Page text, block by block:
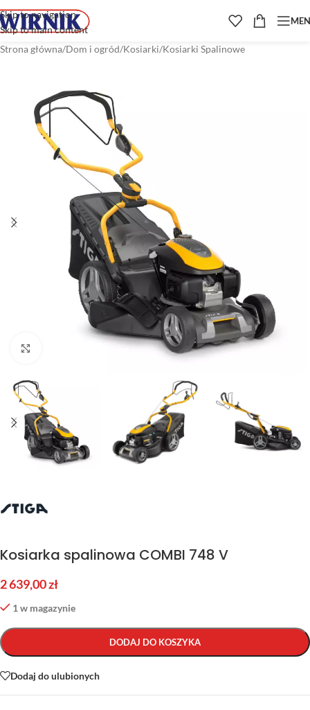
Skip to navigation
Skip to main content
Strona główna/Dom i ogród/Kosiarki/Kosiarki Spalinowe
Kliknij aby powiększyć
Kosiarka spalinowa COMBI 748 V
2 639,00zł
1 w magazynie
DODAJ DO KOSZYKA
Dodaj do ulubionych